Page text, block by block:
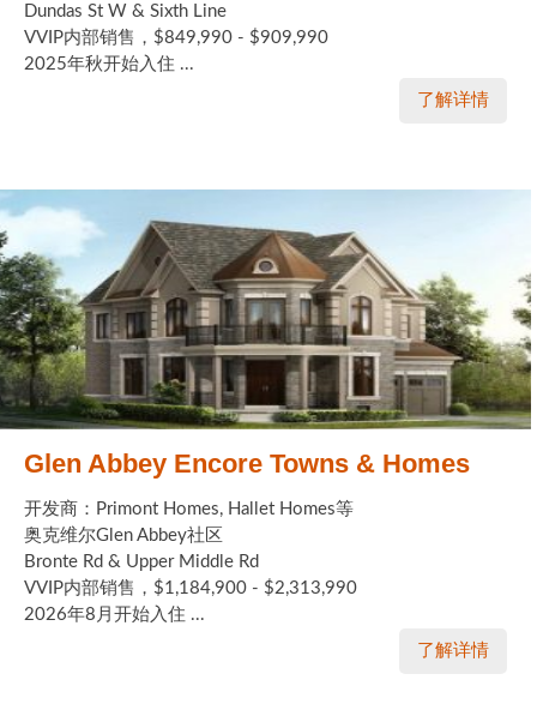
Dundas St W & Sixth Line
VVIP内部销售，$849,990 - $909,990
2025年秋开始入住 ...
了解详情
Glen Abbey Encore Towns & Homes
开发商：Primont Homes, Hallet Homes等
奥克维尔Glen Abbey社区
Bronte Rd & Upper Middle Rd
VVIP内部销售，$1,184,900 - $2,313,990
2026年8月开始入住 ...
了解详情